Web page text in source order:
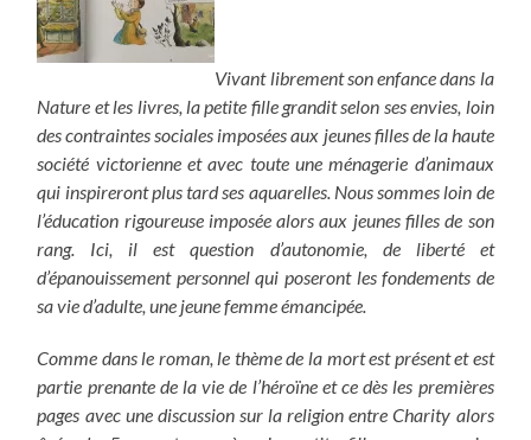
Vivant librement son enfance dans la
Nature et les livres, la petite fille grandit selon ses envies, loin
des contraintes sociales imposées aux jeunes filles de la haute
société victorienne et avec toute une ménagerie d’animaux
qui inspireront plus tard ses aquarelles. Nous sommes loin de
l’éducation rigoureuse imposée alors aux jeunes filles de son
rang. Ici, il est question d’autonomie, de liberté et
d’épanouissement personnel qui poseront les fondements de
sa vie d’adulte, une jeune femme émancipée.
Comme dans le roman, le thème de la mort est présent et est
partie prenante de la vie de l’héroïne et ce dès les premières
pages avec une discussion sur la religion entre Charity alors